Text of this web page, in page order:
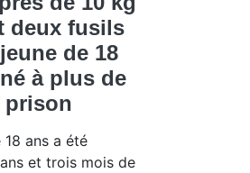
deux fusils
de 18
à plus de
prison
18 ans a été
et trois mois de